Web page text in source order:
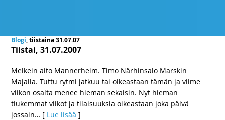
Blogi, tiistaina 31.07.07
Tiistai, 31.07.2007
Melkein aito Mannerheim. Timo Närhinsalo Marskin
Majalla. Tuttu rytmi jatkuu tai oikeastaan tämän ja viime
viikon osalta menee hieman sekaisin. Nyt hieman
tiukemmat viikot ja tilaisuuksia oikeastaan joka päivä
jossain… [ Lue lisää ]